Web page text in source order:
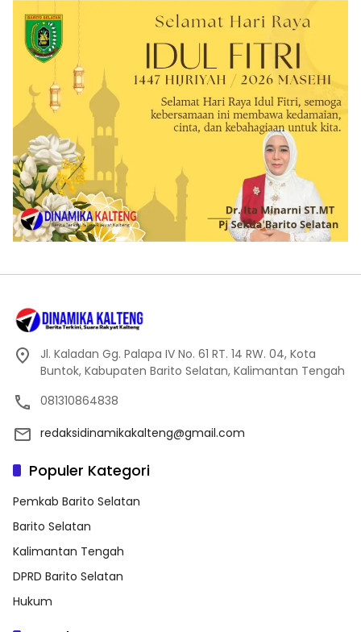
Jl. Kaladan Gg. Palapa IV No. 61 RT. 14 RW. 04, Kota
Buntok, Kabupaten Barito Selatan, Kalimantan Tengah
081310864838
redaksidinamikakalteng@gmail.com
Populer Kategori
Pemkab Barito Selatan
Barito Selatan
Kalimantan Tengah
DPRD Barito Selatan
Hukum